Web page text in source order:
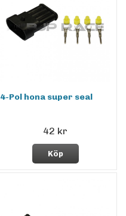
4-Pol hona super seal
42 kr
Köp